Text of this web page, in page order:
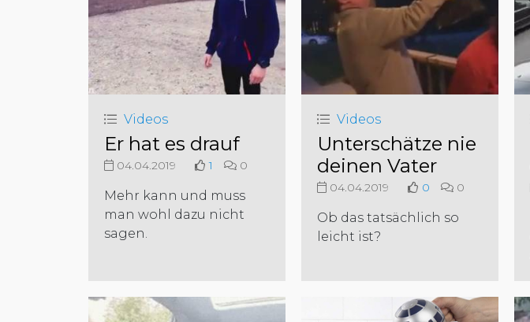
Videos
Er hat es drauf
04.04.2019 1 0
Mehr kann und muss
man wohl dazu nicht
sagen.
Videos
Unterschätze nie
deinen Vater
04.04.2019 0 0
Ob das tatsächlich so
leicht ist?